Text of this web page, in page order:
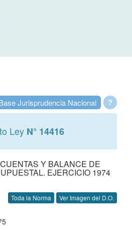
?
Jurisprudencia Nacional
Ley N° 14416
Y BALANCE DE
EJERCICIO 1974
Toda la Norma Ver Imagen del D.O.